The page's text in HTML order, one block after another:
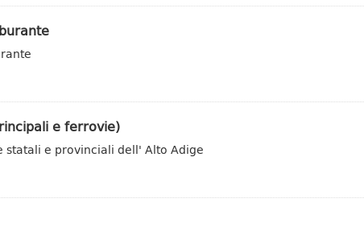
e ferrovie)
statali e provinciali dell' Alto Adige